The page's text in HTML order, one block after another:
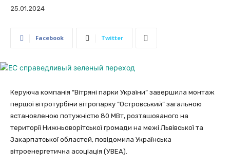
25.01.2024
Facebook Twitter
Керуюча компанія “Вітряні парки України” завершила монтаж
першої вітротурбіни вітропарку “Островський” загальною
встановленою потужністю 80 МВт, розташованого на
території Нижньоворітської громади на межі Львівської та
Закарпатської областей, повідомила Українська
вітроенергетична асоціація (УВЕА).